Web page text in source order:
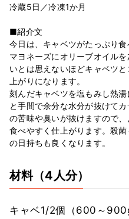
冷蔵5日／冷凍1か月
■紹介文
今日は、キャベツがたっぷり食
マヨネーズにオリーブオイル
いとは思えないほどキャベツ
上がりになります。
刻んだキャベツを塩もみし熱
と手間で余分な水分が抜けて
の苦味や臭いが抜けますので
食べやすく仕上がります。殺
の日持ちも良くなります。
材料（4人分）
キャベ1/2個（600～